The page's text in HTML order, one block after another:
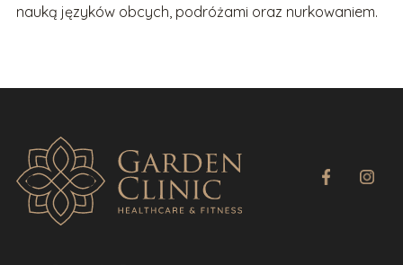
nauką języków obcych, podróżami oraz nurkowaniem.